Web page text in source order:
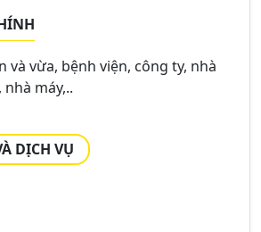
và vừa, bệnh viện, công ty, nhà
máy,..
DỊCH VỤ